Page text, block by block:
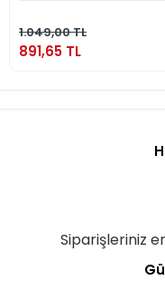
1.049,00 TL
891,65 TL
Siparişleriniz